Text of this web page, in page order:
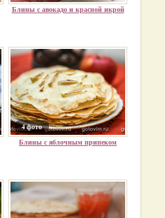
Блины с авокадо и красной икрой
4 фото
Блины с яблочным припеком